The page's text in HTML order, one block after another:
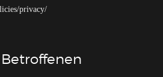
privacy/